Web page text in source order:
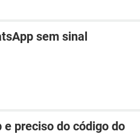
sem sinal
preciso do código do